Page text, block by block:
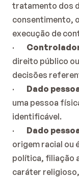
tratamento dos
consentimento,
execução de
·
direito público
decisões
· Dado
uma pessoa
identificável.
· Dado
origem racial ou
política, filiação
caráter